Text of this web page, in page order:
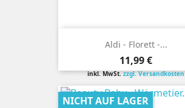
Aldi - Florett -...
Preis
11,99 €
inkl. MwSt.zzgl. Versandkosten
NICHT AUF LAGER